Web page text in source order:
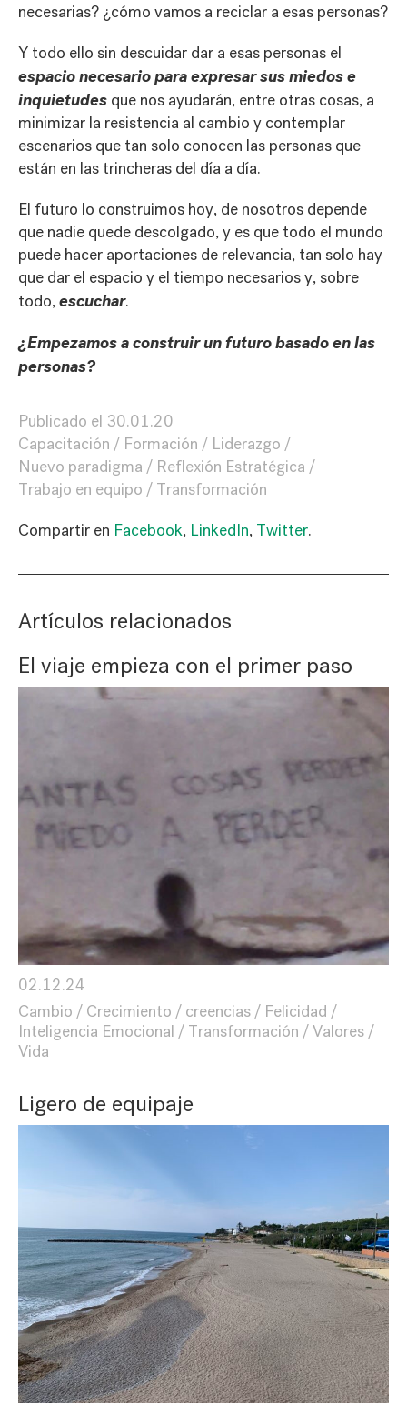
necesarias? ¿cómo vamos a reciclar a esas personas?
Y todo ello sin descuidar dar a esas personas el
espacio necesario para expresar sus miedos e
inquietudes que nos ayudarán, entre otras cosas, a
minimizar la resistencia al cambio y contemplar
escenarios que tan solo conocen las personas que
están en las trincheras del día a día.
El futuro lo construimos hoy, de nosotros depende
que nadie quede descolgado, y es que todo el mundo
puede hacer aportaciones de relevancia, tan solo hay
que dar el espacio y el tiempo necesarios y, sobre
todo,escuchar.
¿Empezamos a construir un futuro basado en las
personas?
Publicado el 30.01.20
Capacitación
Formación
Liderazgo
Nuevo paradigma
Reflexión Estratégica
Trabajo en equipo
Transformación
Compartir en Facebook, LinkedIn, Twitter.
Artículos relacionados
El viaje empieza con el primer paso
02.12.24
Cambio
Crecimiento creencias
Felicidad
Inteligencia Emocional
Transformación
Valores
Vida
Ligero de equipaje